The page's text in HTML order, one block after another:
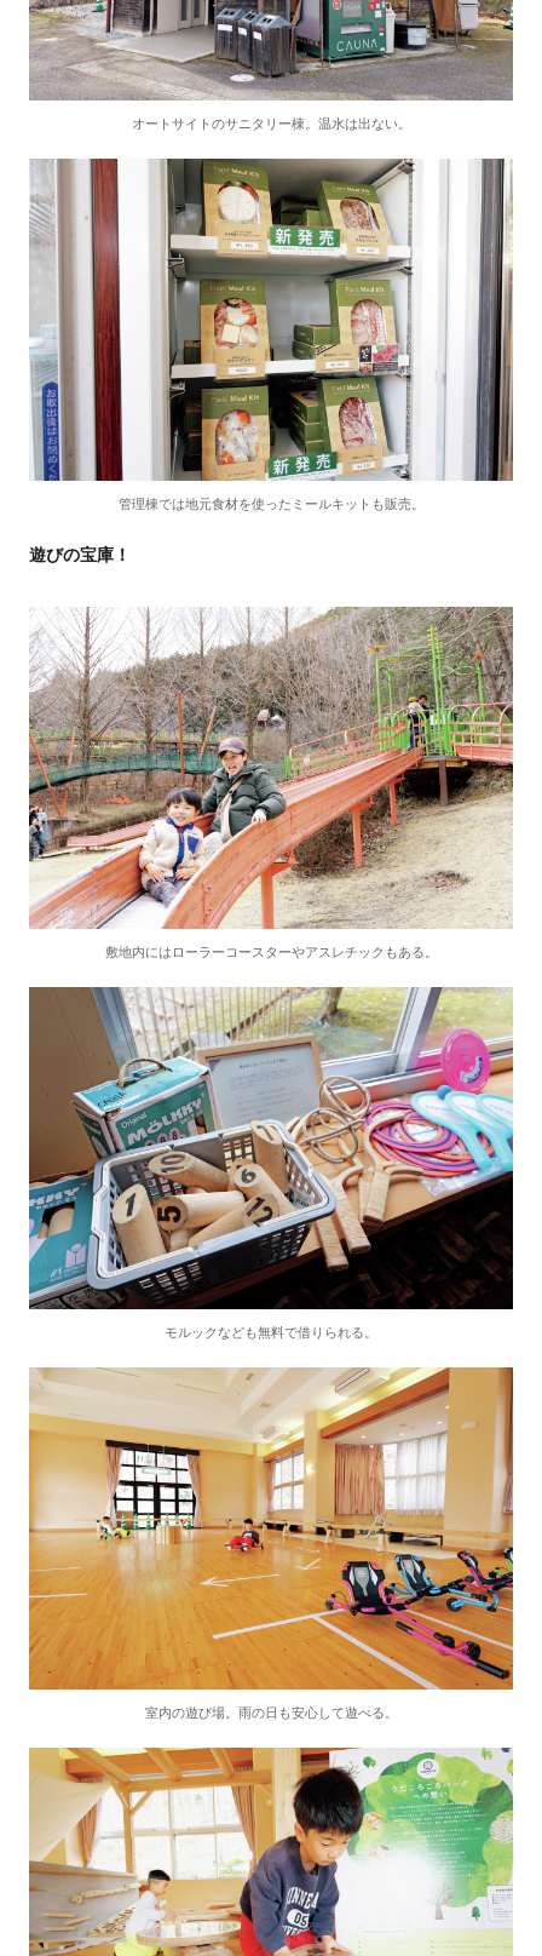
オートサイトのサニタリー棟。温水は出ない。
管理棟では地元食材を使ったミールキットも販売。
遊びの宝庫！
敷地内にはローラーコースターやアスレチックもある。
モルックなども無料で借りられる。
室内の遊び場。雨の日も安心して遊べる。